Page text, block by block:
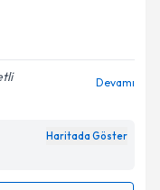
belirtilen
Devamı
Haritada Göster